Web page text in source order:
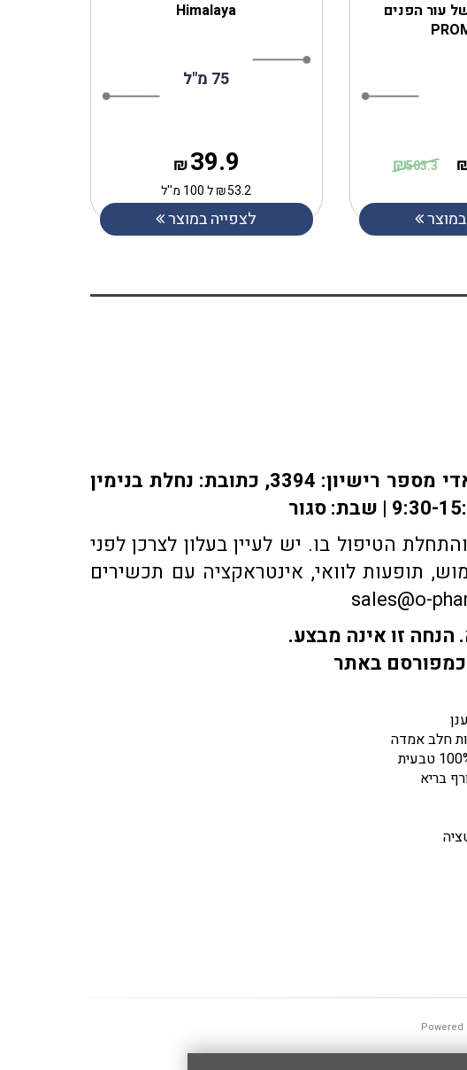
Himalaya
75 מ"ל
39.9
₪
53.2
₪ל 100 מ''ל
לצפייה במוצר
עור הפנים
503.3
₪
אתר או-פארם מופעל על ידי בית מרקחת אופיר, רוקח אחראי: אלברט מוראדי מספר רישיון: 3394, כתובת: ​נחלת בנימין
הטיפול בו. יש לעיין בעלון לצרכן לפני
תופעות לוואי, אינטראקציה עם תכשירים
זו אינה מבצע.
באתר
חלב אמדה
בריא